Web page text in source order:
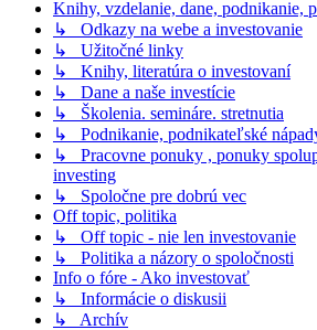
Knihy, vzdelanie, dane, podnikanie,
↳ Odkazy na webe a investovanie
↳ Užitočné linky
↳ Knihy, literatúra o investovaní
↳ Dane a naše investície
↳ Školenia. semináre. stretnutia
↳ Podnikanie, podnikateľské
↳ Pracovne ponuky , ponuky
investing
↳ Spoločne pre dobrú vec
Off topic, politika
↳ Off topic - nie len investovanie
↳ Politika a názory o spoločnosti
Info o fóre - Ako investovať
↳ Informácie o diskusii
↳ Archív